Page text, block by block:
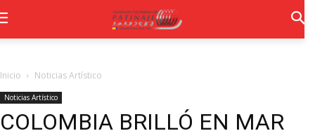
Inicio Noticias Artístico
Noticias Artístico
COLOMBIA BRILLÓ EN MAR